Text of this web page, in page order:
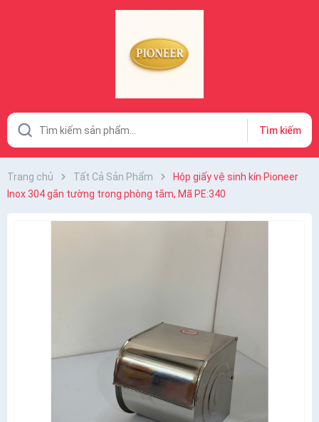
Tìm kiếm
Trang chủ Tất Cả Sản Phẩm
Hộp giấy vệ sinh kín Pioneer
Inox 304 gắn tường trong phòng tắm, Mã PE:340